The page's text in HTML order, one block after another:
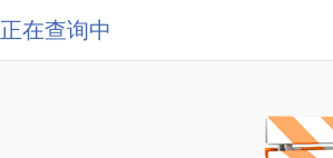
正在查询中